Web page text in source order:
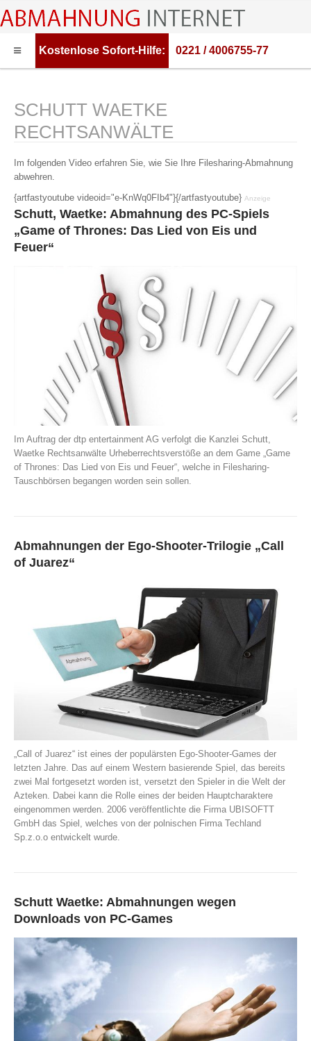
HOME
ABMAHNWARNER
ABMAHNUNG FILESHARING
RECHTSBERATUNG
Kostenlose Sofort-Hilfe: 0221 / 4006755-77
SCHUTT WAETKE
RECHTSANWÄLTE
Im folgenden Video erfahren Sie, wie Sie Ihre Filesharing-Abmahnung
abwehren.
{artfastyoutube videoid="e-KnWq0FIb4"}{/artfastyoutube} Anzeige
Schutt, Waetke: Abmahnung des PC-Spiels
„Game of Thrones: Das Lied von Eis und
Feuer“
Im Auftrag der dtp entertainment AG verfolgt die Kanzlei Schutt,
Waetke Rechtsanwälte Urheberrechtsverstöße an dem Game „Game
of Thrones: Das Lied von Eis und Feuer“, welche in Filesharing-
Tauschbörsen begangen worden sein sollen.
Abmahnungen der Ego-Shooter-Trilogie „Call
of Juarez“
„Call of Juarez“ ist eines der populärsten Ego-Shooter-Games der
letzten Jahre. Das auf einem Western basierende Spiel, das bereits
zwei Mal fortgesetzt worden ist, versetzt den Spieler in die Welt der
Azteken. Dabei kann die Rolle eines der beiden Hauptcharaktere
eingenommen werden. 2006 veröffentlichte die Firma UBISOFTT
GmbH das Spiel, welches von der polnischen Firma Techland
Sp.z.o.o entwickelt wurde.
Schutt Waetke: Abmahnungen wegen
Downloads von PC-Games